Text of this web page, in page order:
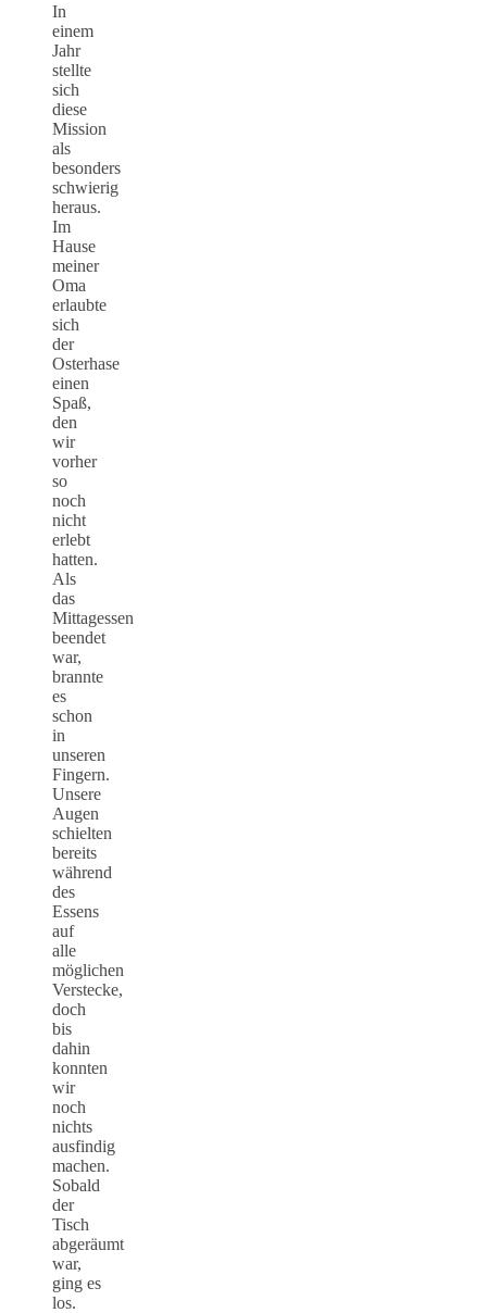
In
einem
Jahr
stellte
sich
diese
Mission
als
besonders
schwierig
heraus.
Im
Hause
meiner
Oma
erlaubte
sich
der
Osterhase
einen
Spaß,
den
wir
vorher
so
noch
nicht
erlebt
hatten.
Als
das
Mittagessen
beendet
war,
brannte
es
schon
in
unseren
Fingern.
Unsere
Augen
schielten
bereits
während
des
Essens
auf
alle
möglichen
Verstecke,
doch
bis
dahin
konnten
wir
noch
nichts
ausfindig
machen.
Sobald
der
Tisch
abgeräumt
war,
ging es
los.